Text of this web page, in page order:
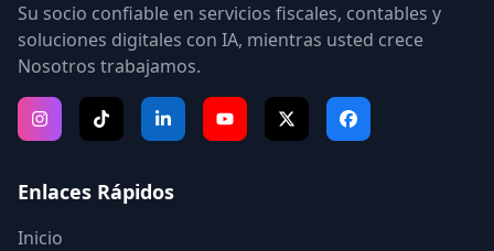
Su socio confiable en servicios fiscales, contables y
soluciones digitales con IA, mientras usted crece
Nosotros trabajamos.
Enlaces Rápidos
Inicio